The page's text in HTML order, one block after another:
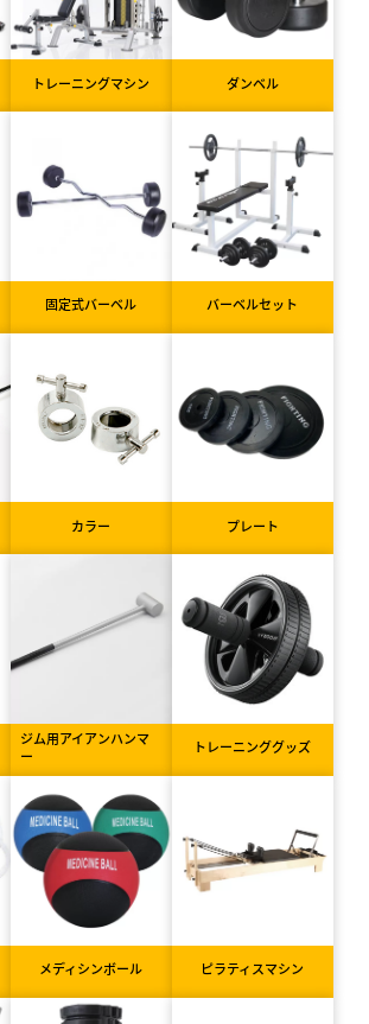
トレーニングマシン ダンベル
固定式バーベル バーベルセット
カラー プレート
ジム用アイアンハンマ
ー
トレーニンググッズ
メディシンボール ピラティスマシン